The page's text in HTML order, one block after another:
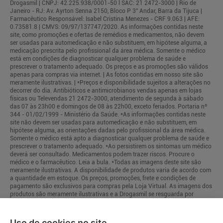
Drogasmil | CNPJ: 42.225.938/0001-50 l SAC: 21 2472-3000 | Rio de
Janeiro - RJ: Av. Ayrton Senna 2150, Bloco P 3° Andar, Barra da Tijuca |
Farmacêutico Responsável: Isabel Cristina Menezes - CRF 9.063 | AFE:
0.73581.8 | CMVS: 09/97/137747/2020. As informações contidas neste
site, como promoções e ofertas de remédios e medicamentos, não devem
ser usadas para automedicação e não substituem, em hipótese alguma, a
medicação prescrita pelo profissional da área médica. Somente o médico
está em condições de diagnosticar qualquer problema de saúde e
prescrever o tratamento adequado. Os preços e as promoções são válidos
apenas para compras via internet. | As fotos contidas em nosso site são
meramente ilustrativas. | *Preços e disponibilidade sujeitos a alterações no
decorrer do dia. Antibióticos e antimicrobianos vendas apenas em lojas
físicas ou Televendas 21 2472-3000, atendimento de segunda à sábado
das 07 às 23h00 e domingos de 08 às 22h00, exceto feriados. Portaria nº
344 - 01/02/1999 - Ministério da Saúde. *As informações contidas neste
site não devem ser usadas para automedicação e não substituem, em
hipótese alguma, as orientações dadas pelo profissional da área médica.
Somente o médico está apto a diagnosticar qualquer problema de saúde e
prescrever o tratamento adequado. *Ao persistirem os sintomas um médico
deverá ser consultado. Medicamentos podem trazer riscos. Procure o
médico e o farmacêutico. Leia a bula. *Todas as imagens deste site são
meramente ilustrativas. A disponibilidade de produtos varia de acordo com
a quantidade em estoque. Os preços, promoções, frete e condições de
pagamento são exclusivos para compras pela Loja Virtual. As imagens dos
produtos são meramente ilustrativas e a Drogasmil se resguarda por